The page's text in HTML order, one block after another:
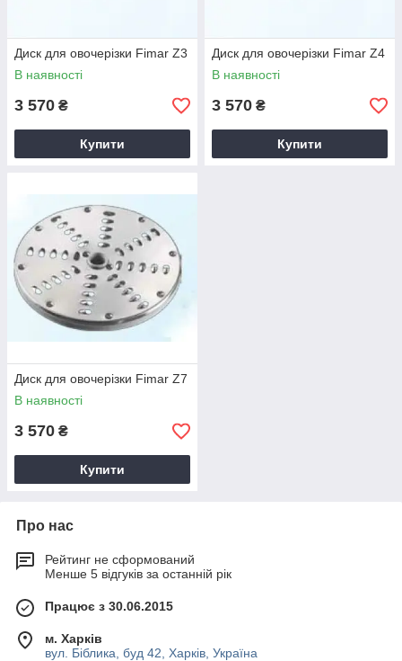
Диск для овочерізки Fimar Z3
В наявності
3 570 ₴
Купити
Диск для овочерізки Fimar Z4
В наявності
3 570 ₴
Купити
Диск для овочерізки Fimar Z7
В наявності
3 570 ₴
Купити
Про нас
Рейтинг не сформований
Менше 5 відгуків за останній рік
Працює з 30.06.2015
м. Харків
вул. Біблика, буд 42, Харків, Україна